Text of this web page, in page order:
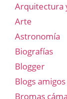
Arquitectura
Arte
Astronomía
Biografías
Blogger
Blogs amigos
Bromas